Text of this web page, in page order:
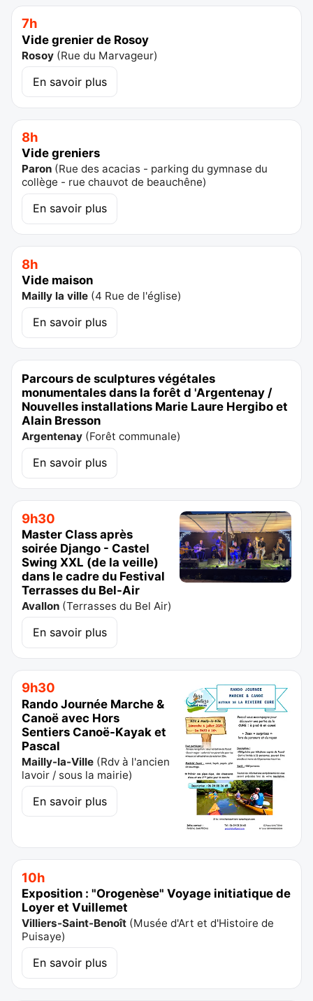
7h
Vide grenier de Rosoy
Rosoy (Rue du Marvageur)
En savoir plus
8h
Vide greniers
Paron (Rue des acacias - parking du gymnase du
collège - rue chauvot de beauchêne)
En savoir plus
8h
Vide maison
Mailly la ville (4 Rue de l'église)
En savoir plus
Parcours de sculptures végétales
monumentales dans la forêt d 'Argentenay /
Nouvelles installations Marie Laure Hergibo et
Alain Bresson
Argentenay (Forêt communale)
En savoir plus
9h30
Master Class après
soirée Django - Castel
Swing XXL (de la veille)
dans le cadre du Festival
Terrasses du Bel-Air
Avallon (Terrasses du Bel Air)
En savoir plus
9h30
Rando Journée Marche &
Canoë avec Hors
Sentiers Canoë-Kayak et
Pascal
Mailly-la-Ville (Rdv à l'ancien
lavoir / sous la mairie)
En savoir plus
10h
Exposition : "Orogenèse" Voyage initiatique de
Loyer et Vuillemet
Villiers-Saint-Benoît (Musée d'Art et d'Histoire de
Puisaye)
En savoir plus